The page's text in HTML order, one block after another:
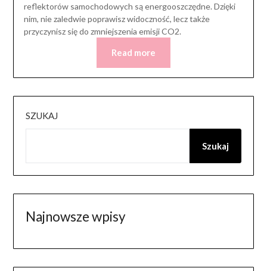
reflektorów samochodowych są energooszczędne. Dzięki
nim, nie zaledwie poprawisz widoczność, lecz także
przyczynisz się do zmniejszenia emisji CO2.
Read more
SZUKAJ
Szukaj
Najnowsze wpisy